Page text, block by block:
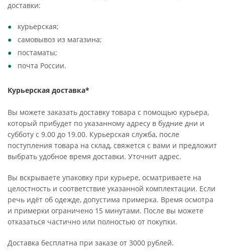
доставки:
курьерская;
самовывоз из магазина;
постаматы;
почта России.
Курьерская доставка*
Вы можете заказать доставку товара с помощью курьера,
который прибудет по указанному адресу в будние дни и
субботу с 9.00 до 19.00. Курьерская служба, после
поступления товара на склад, свяжется с вами и предложит
выбрать удобное время доставки. Уточнит адрес.
Вы вскрываете упаковку при курьере, осматриваете на
целостность и соответствие указанной комплектации. Если
речь идёт об одежде, допустима примерка. Время осмотра
и примерки ограничено 15 минутами. После вы можете
отказаться частично или полностью от покупки.
Доставка бесплатна при заказе от 3000 рублей.